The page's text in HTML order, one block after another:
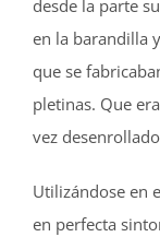
desde la parte
en la barandilla
que se
pletinas. Que
vez
Utilizándose en
en perfecta